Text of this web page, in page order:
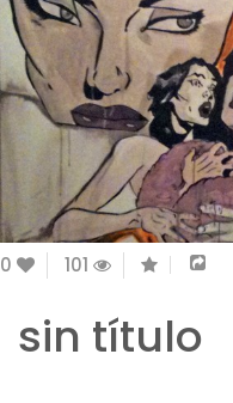
0 101
sin título